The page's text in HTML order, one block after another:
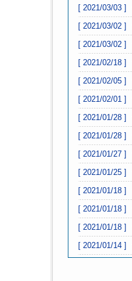
[ 2021/03/03 ]
[ 2021/03/02 ]
[ 2021/03/02 ]
[ 2021/02/18 ]
[ 2021/02/05 ]
[ 2021/02/01 ]
[ 2021/01/28 ]
[ 2021/01/28 ]
[ 2021/01/27 ]
[ 2021/01/25 ]
[ 2021/01/18 ]
[ 2021/01/18 ]
[ 2021/01/18 ]
[ 2021/01/14 ]